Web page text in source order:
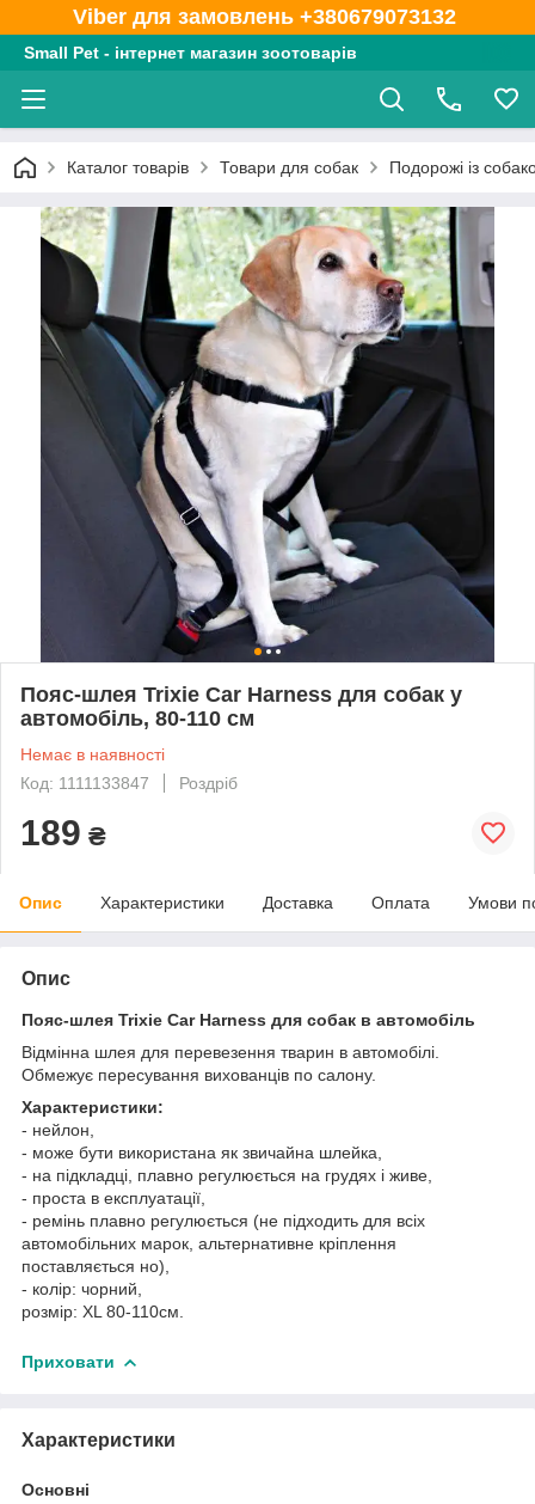
Viber для замовлень +380679073132
Small Pet - інтернет магазин зоотоварів
Каталог товарів Товари для собак Подорожі із
Пояс-шлея Trixie Car Harness для собак у
автомобіль, 80-110 см
Немає в наявності
Код: 1111133847
Роздріб
189 ₴
Опис Характеристики Доставка Оплата Умови
Опис
Пояс-шлея Trixie Car Harness для собак в автомобіль
Відмінна шлея для перевезення тварин в автомобілі.
Обмежує пересування вихованців по салону.
Характеристики:
- нейлон,
- може бути використана як звичайна шлейка,
- на підкладці, плавно регулюється на грудях і живе,
- проста в експлуатації,
- ремінь плавно регулюється (не підходить для всіх
автомобільних марок, альтернативне кріплення
поставляється но),
- колір: чорний,
розмір: XL 80-110см.
Приховати
Характеристики
Основні